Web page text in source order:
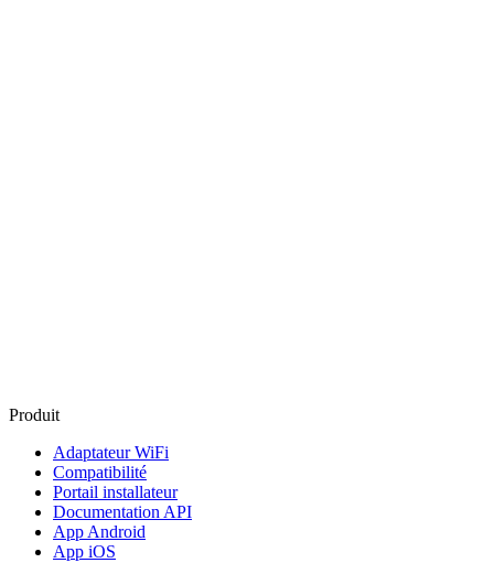
Produit
Adaptateur WiFi
Compatibilité
Portail installateur
Documentation API
App Android
App iOS